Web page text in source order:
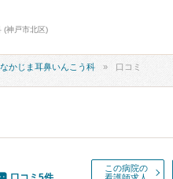
(神戸市北区)
なかじま耳鼻いんこう科 口コミ
この病院の
看護師求人